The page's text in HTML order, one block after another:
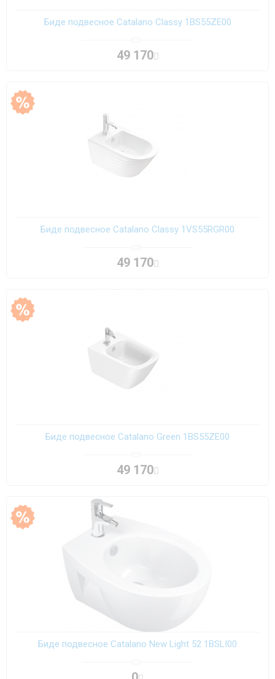
Биде подвесное Catalano Classy 1BS55ZE00
49 170
Биде подвесное Catalano Classy 1VS55RGR00
49 170
Биде подвесное Catalano Green 1BS55ZE00
49 170
Биде подвесное Catalano New Light 52 1BSLI00